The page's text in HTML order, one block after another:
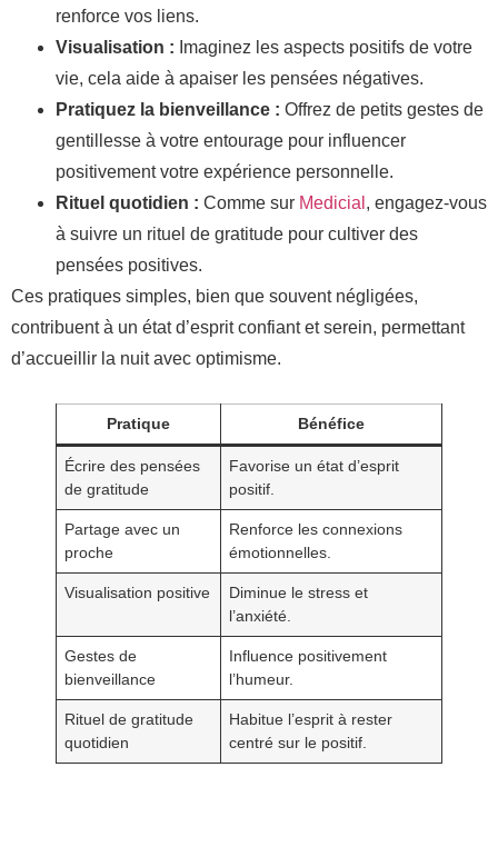
renforce vos liens.
Visualisation : Imaginez les aspects positifs de votre
vie, cela aide à apaiser les pensées négatives.
Pratiquez la bienveillance : Offrez de petits gestes de
gentillesse à votre entourage pour influencer
positivement votre expérience personnelle.
Rituel quotidien : Comme sur Medicial , engagez-vous
à suivre un rituel de gratitude pour cultiver des
pensées positives.
Ces pratiques simples, bien que souvent négligées,
contribuent à un état d’esprit confiant et serein, permettant
d’accueillir la nuit avec optimisme.
Pratique Bénéfice
Écrire des pensées
de gratitude
Favorise un état d’esprit
positif.
Partage avec un
proche
Renforce les connexions
émotionnelles.
Visualisation positive
Diminue le stress et
l’anxiété.
Gestes de
bienveillance
Influence positivement
l’humeur.
Rituel de gratitude
quotidien
Habitue l’esprit à rester
centré sur le positif.